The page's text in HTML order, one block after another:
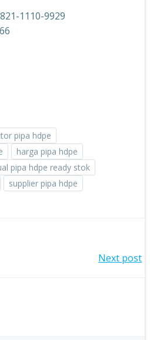
1110-9929
pipa hdpe
harga pipa hdpe
pipa hdpe ready stok
supplier pipa hdpe
Next post